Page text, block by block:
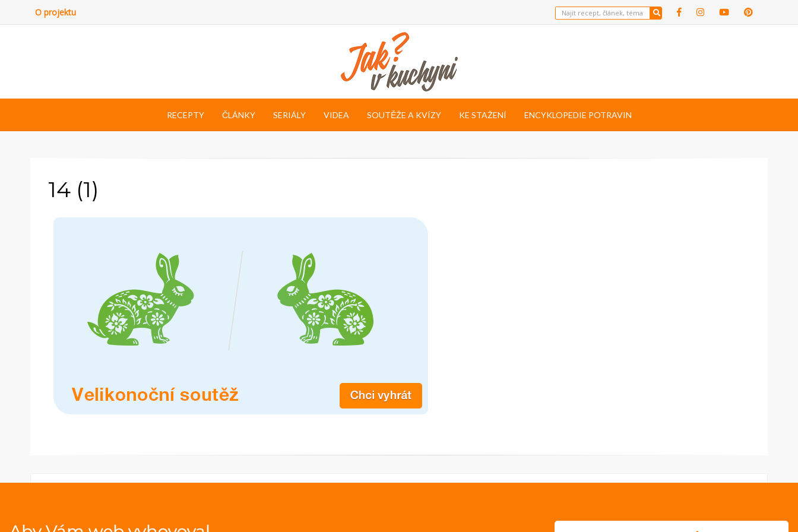
O projektu
RECEPTY ČLÁNKY SERIÁLY VIDEA SOUTĚŽE A KVÍZY KE STAŽENÍ ENCYKLOPEDIE POTRAVIN
14 (1)